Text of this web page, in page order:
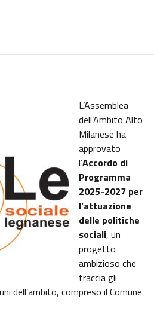
L’Assemblea
dell’Ambito Alto
Milanese ha
approvato
l’Accordo di
Programma
2025-2027 per
l’attuazione
delle politiche
sociali, un
progetto
ambizioso che
traccia gli
dell’ambito, compreso il Comune